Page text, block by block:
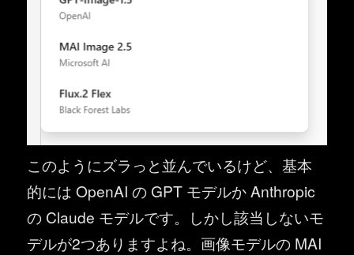
このようにズラっと並んでいるけど、基本
的には OpenAI の GPT モデルか Anthropic
の Claude モデルです。しかし該当しないモ
デルが2つありますよね。画像モデルの MAI